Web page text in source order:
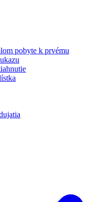
pobyte k prvému